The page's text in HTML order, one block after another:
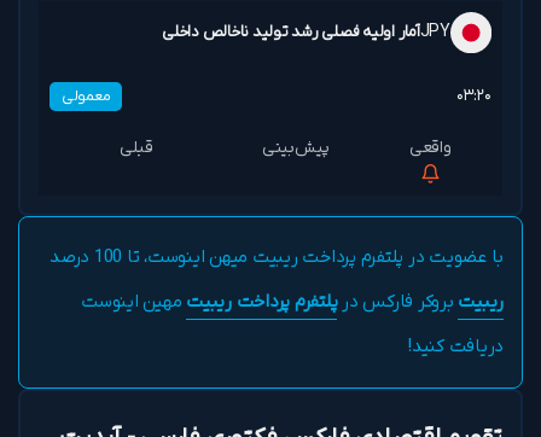
۰۳:۲۰
JPYآمار اولیه فصلی رشد تولید ناخالص داخلی
معمولی
با عضویت در پلتفرم پرداخت ریبیت میهن اینوست، تا 100 درصد
ریبیت بروکر فارکس درپلتفرم پرداخت ریبیت مهین اینوست
دریافت کنید!